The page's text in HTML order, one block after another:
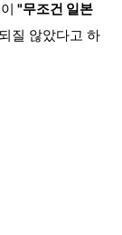
"무조건 일본
질 않았다고 하